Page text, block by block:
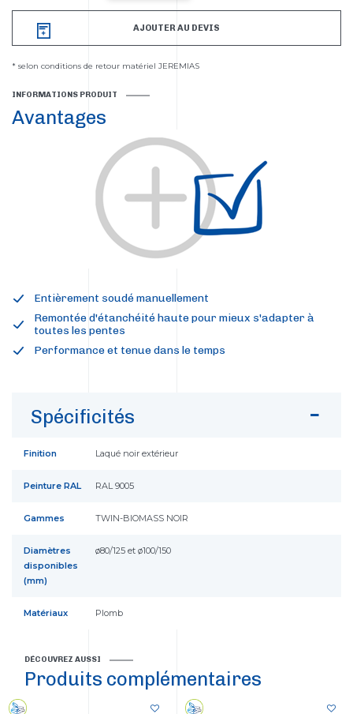
AJOUTER AU DEVIS
* selon conditions de retour matériel JEREMIAS
INFORMATIONS PRODUIT
Avantages
Entièrement soudé manuellement
Remontée d'étanchéité haute pour mieux s'adapter à
toutes les pentes
Performance et tenue dans le temps
Spécificités
Finition Laqué noir extérieur
Peinture RAL RAL 9005
Gammes TWIN-BIOMASS NOIR
Diamètres
disponibles
(mm)
ø80/125 et ø100/150
Matériaux Plomb
DÉCOUVREZ AUSSI
Produits complémentaires